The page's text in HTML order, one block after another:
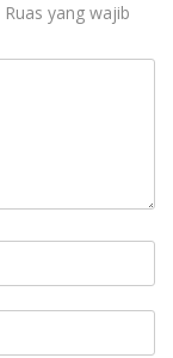
Ruas yang wajib